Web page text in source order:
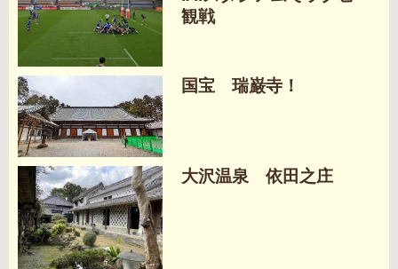
観戦
国宝 瑞巌寺！
大沢温泉 依田之庄